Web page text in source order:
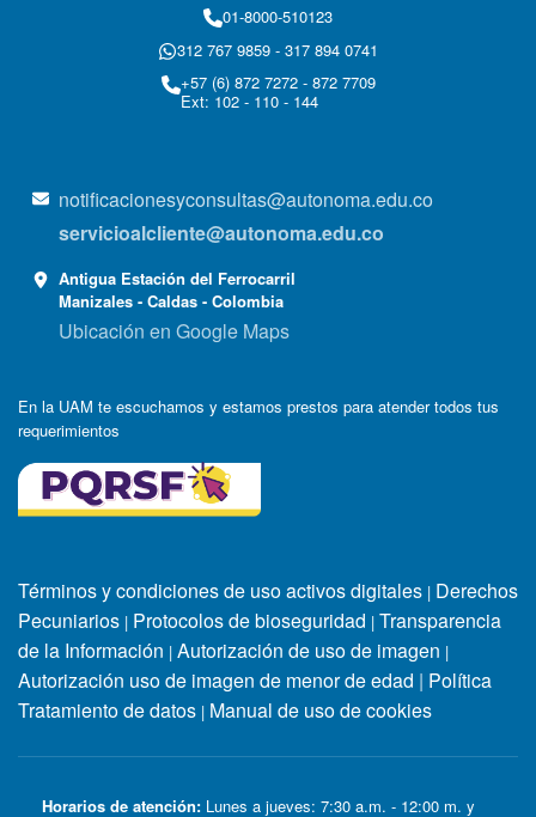
01-8000-510123
312 767 9859 - 317 894 0741
+57 (6) 872 7272 - 872 7709
Ext: 102 - 110 - 144
notificacionesyconsultas@autonoma.edu.co
servicioalcliente@autonoma.edu.co
Antigua Estación del Ferrocarril
Manizales - Caldas - Colombia
Ubicación en Google Maps
En la UAM te escuchamos y estamos prestos para atender todos tus
requerimientos
Términos y condiciones de uso activos digitales | Derechos
Pecuniarios | Protocolos de bioseguridad | Transparencia
de la Información | Autorización de uso de imagen |
Autorización uso de imagen de menor de edad | Política
Tratamiento de datos | Manual de uso de cookies
Horarios de atención: Lunes a jueves: 7:30 a.m. - 12:00 m. y